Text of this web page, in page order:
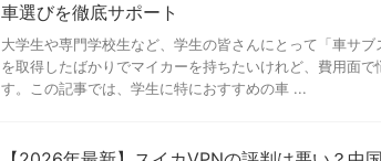
車選びを徹底サポート
大学生や専門学校生など、学生の皆さんにとって「車サ
を取得したばかりでマイカーを持ちたいけれど、費用面
す。この記事では、学生に特におすすめの車 ...